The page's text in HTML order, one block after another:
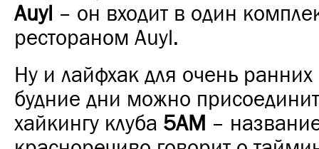
Auyl – он входит в один
рестораном Auyl.
Ну и лайфхак для очень
будние дни можно
хайкингу клуба 5AM –